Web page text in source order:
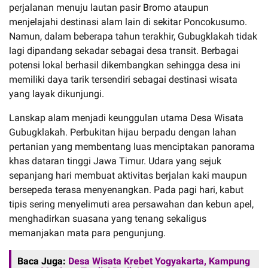
perjalanan menuju lautan pasir Bromo ataupun
menjelajahi destinasi alam lain di sekitar Poncokusumo.
Namun, dalam beberapa tahun terakhir, Gubugklakah tidak
lagi dipandang sekadar sebagai desa transit. Berbagai
potensi lokal berhasil dikembangkan sehingga desa ini
memiliki daya tarik tersendiri sebagai destinasi wisata
yang layak dikunjungi.
Lanskap alam menjadi keunggulan utama Desa Wisata
Gubugklakah. Perbukitan hijau berpadu dengan lahan
pertanian yang membentang luas menciptakan panorama
khas dataran tinggi Jawa Timur. Udara yang sejuk
sepanjang hari membuat aktivitas berjalan kaki maupun
bersepeda terasa menyenangkan. Pada pagi hari, kabut
tipis sering menyelimuti area persawahan dan kebun apel,
menghadirkan suasana yang tenang sekaligus
memanjakan mata para pengunjung.
Baca Juga: Desa Wisata Krebet Yogyakarta, Kampung